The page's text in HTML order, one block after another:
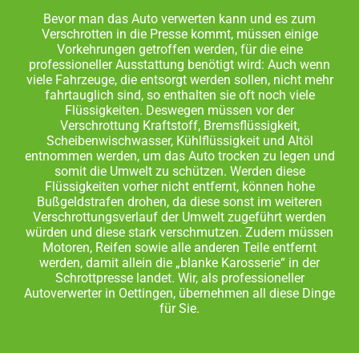
Bevor man das Auto verwerten kann und es zum
Verschrotten in die Presse kommt, müssen einige
Vorkehrungen getroffen werden, für die eine
professioneller Ausstattung benötigt wird: Auch wenn
viele Fahrzeuge, die entsorgt werden sollen, nicht mehr
fahrtauglich sind, so enthalten sie oft noch viele
Flüssigkeiten. Deswegen müssen vor der
Verschrottung Kraftstoff, Bremsflüssigkeit,
Scheibenwischwasser, Kühlflüssigkeit und Altöl
entnommen werden, um das Auto trocken zu legen und
somit die Umwelt zu schützen. Werden diese
Flüssigkeiten vorher nicht entfernt, können hohe
Bußgeldstrafen drohen, da diese sonst im weiteren
Verschrottungsverlauf der Umwelt zugeführt werden
würden und diese stark verschmutzen. Zudem müssen
Motoren, Reifen sowie alle anderen Teile entfernt
werden, damit allein die „blanke Karosserie“ in der
Schrottpresse landet. Wir, als professioneller
Autoverwerter in Oettingen, übernehmen all diese Dinge
für Sie.